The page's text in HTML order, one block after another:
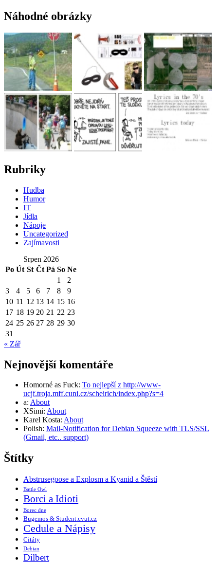
Náhodné obrázky
Rubriky
Hudba
Humor
IT
Jídla
Nápoje
Uncategorized
Zajímavosti
Srpen 2026
Po Út St Čt Pá So Ne
1
2
3
4 5 6 7 8
9
10 11 12 13 14 15 16
17 18 19 20 21 22 23
24 25 26 27 28 29 30
31
« Zář
Nejnovější komentáře
Homorné as Fuck: To nejlepší z http://www-
ucjf.troja.mff.cuni.cz/scheirich/index.php?s=4
a: About
XSimi: About
Karel Kosta: About
Polish: Mail-Notification for Debian Squeeze with TLS/SSL
(Gmail, etc.. support)
Štítky
Abstrusegoose a Explosm a Kyanid a Štěstí
Battle Owl
Borci a Idioti
Borec dne
Bugemos & Student.cvut.cz
Cedule a Nápisy
Citáty
Debian
Dilbert